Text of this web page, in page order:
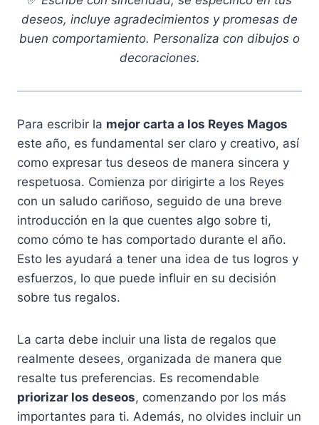
deseos, incluye agradecimientos y promesas de
buen comportamiento. Personaliza con dibujos o
decoraciones.
Para escribir la mejor carta a los Reyes Magos
este año, es fundamental ser claro y creativo, así
como expresar tus deseos de manera sincera y
respetuosa. Comienza por dirigirte a los Reyes
con un saludo cariñoso, seguido de una breve
introducción en la que cuentes algo sobre ti,
como cómo te has comportado durante el año.
Esto les ayudará a tener una idea de tus logros y
esfuerzos, lo que puede influir en su decisión
sobre tus regalos.
La carta debe incluir una lista de regalos que
realmente desees, organizada de manera que
resalte tus preferencias. Es recomendable
priorizar los deseos, comenzando por los más
importantes para ti. Además, no olvides incluir un